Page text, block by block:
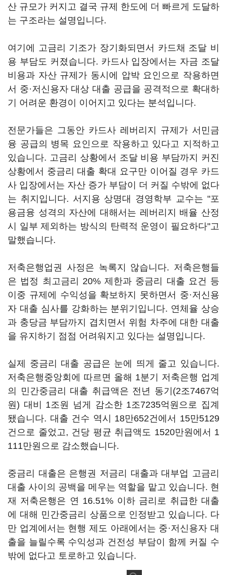
산 규모가 커지고 결국 규제 한도에 더 빠르게 도달하
는 구조라는 설명입니다.
여기에 고금리 기조가 장기화되면서 카드채 조달 비
용 부담도 커졌습니다. 카드사 입장에서는 자금 조달
비용과 자산 규제가 동시에 압박 요인으로 작용하면
서 중·저신용자 대상 대출 공급을 공격적으로 확대하
기 어려운 환경이 이어지고 있다는 분석입니다.
전문가들은 그동안 카드사 레버리지 규제가 서민금
융 공급의 병목 요인으로 작용하고 있다고 지적하고
있습니다. 고금리 상황에서 조달 비용 부담까지 커진
상황에서 중금리 대출 확대 요구만 이어질 경우 카드
사 입장에서는 자산 증가 부담이 더 커질 수밖에 없다
는 취지입니다. 서지용 상명대 경영학부 교수는 "포
용금융 성격의 자산에 대해서는 레버리지 배율 산정
시 일부 제외하는 방식의 탄력적 운영이 필요하다"고
말했습니다.
저축은행업권 사정은 녹록지 않습니다. 저축은행들
은 법정 최고금리 20% 제한과 중금리 대출 요건 등
이중 규제에 수익성을 확보하지 못하면서 중·저신용
자 대출 심사를 강화하는 분위기입니다. 연체율 상승
과 충당금 부담까지 겹치면서 위험 차주에 대한 대출
을 유지하기 점점 어려워지고 있다는 설명입니다.
실제 중금리 대출 공급은 눈에 띄게 줄고 있습니다.
저축은행중앙회에 따르면 올해 1분기 저축은행 업계
의 민간중금리 대출 취급액은 전년 동기(2조7467억
원) 대비 1조원 넘게 감소한 1조7235억원으로 집계
됐습니다. 대출 건수 역시 18만652건에서 15만5129
건으로 줄었고, 건당 평균 취급액도 1520만원에서 1
111만원으로 감소했습니다.
중금리 대출은 은행권 저금리 대출과 대부업 고금리
대출 사이의 공백을 메우는 역할을 맡고 있습니다. 현
재 저축은행은 연 16.51% 이하 금리로 취급한 대출
에 대해 민간중금리 상품으로 인정받고 있습니다. 다
만 업계에서는 현행 제도 아래에서는 중·저신용자 대
출을 늘릴수록 수익성과 건전성 부담이 함께 커질 수
밖에 없다고 토로하고 있습니다.